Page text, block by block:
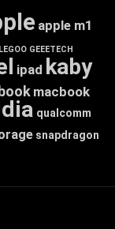
apple m1
GEEETECH
ipad kaby
macbook
qualcomm
snapdragon